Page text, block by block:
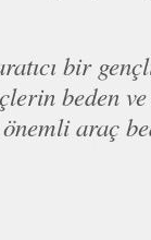
bir
beden
araç